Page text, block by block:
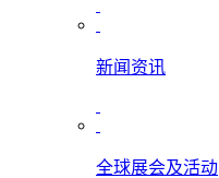
新闻资讯
全球展会及活动